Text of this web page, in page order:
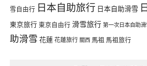
雪自由行 日本自助旅行 日本自助滑雪
東京旅行 東京自由行 滑雪旅行 第一次日本自助
助滑雪 花蓮花蓮旅行 關西 馬祖 馬祖旅行